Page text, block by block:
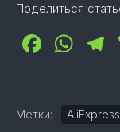
Поделиться
Метки: AliExpress